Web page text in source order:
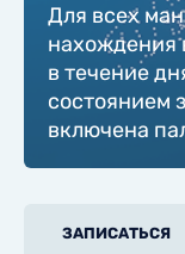
Для всех
нахождения
в течение
состоянием
включена
ЗАПИСАТЬСЯ